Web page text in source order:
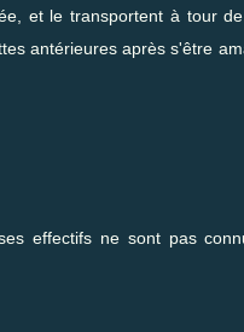
et le transportent à tour
antérieures après s'être
effectifs ne sont pas